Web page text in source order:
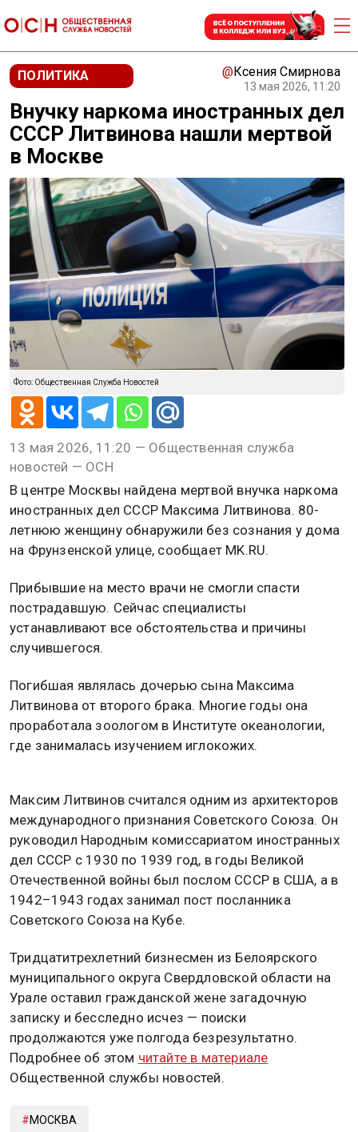
ПОЛИТИКА @Ксения Смирнова
13 мая 2026, 11:20
Внучку наркома иностранных дел
СССР Литвинова нашли мертвой
в Москве
Фото: Общественная Служба Новостей
13 мая 2026, 11:20 — Общественная служба
новостей — ОСН
В центре Москвы найдена мертвой внучка наркома
иностранных дел СССР Максима Литвинова. 80-
летнюю женщину обнаружили без сознания у дома
на Фрунзенской улице, сообщает MK.RU.
Прибывшие на место врачи не смогли спасти
пострадавшую. Сейчас специалисты
устанавливают все обстоятельства и причины
случившегося.
Погибшая являлась дочерью сына Максима
Литвинова от второго брака. Многие годы она
проработала зоологом в Институте океанологии,
где занималась изучением иглокожих.
Максим Литвинов считался одним из архитекторов
международного признания Советского Союза. Он
руководил Народным комиссариатом иностранных
дел СССР с 1930 по 1939 год, в годы Великой
Отечественной войны был послом СССР в США, а в
1942–1943 годах занимал пост посланника
Советского Союза на Кубе.
Тридцатитрехлетний бизнесмен из Белоярского
муниципального округа Свердловской области на
Урале оставил гражданской жене загадочную
записку и бесследно исчез — поиски
продолжаются уже полгода безрезультатно.
Подробнее об этом читайте в материале
Общественной службы новостей.
МОСКВА